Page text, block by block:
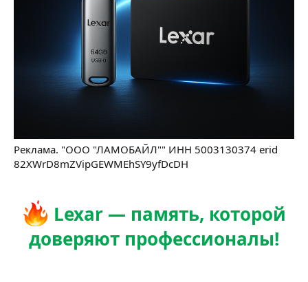
Реклама. "ООО "ЛАМОБАЙЛ"" ИНН 5003130374 erid
82XWrD8mZVipGEWMEhSY9yfDcDH
Lexar — память, которой
доверяют профессионалы!